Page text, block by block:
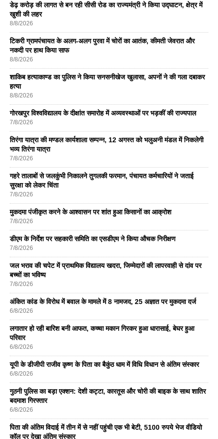
डेढ़ करोड़ की लागत से बन रही सीसी रोड का राज्यमंत्री ने किया उद्घाटन, क्षेत्र में
खुशी की लहर
8/8/2026
टिकरी ग्रामपंचायत के अलग-अलग पुरवा में चोरों का आतंक, कीमती जेवरात और
नकदी पर हाथ किया साफ
8/8/2026
शाकिब हत्याकाण्ड का पुलिस ने किया सनसनीखेज खुलासा, अपनों ने की गला दबाकर
हत्या
8/8/2026
गोरखपुर विश्वविद्यालय के दीक्षांत समारोह में अव्यवस्थाओं पर भड़कीं की राज्यपाल
7/8/2026
तिरंगा यात्रा की मण्डल कार्यशाला सम्पन्न, 12 अगस्त को भलुअनी मंडल में निकलेगी
भव्य तिरंगा यात्रा
7/8/2026
गहरे तालाबों से जलकुंभी निकालने तुगलकी फरमान, पंचायत कर्मचारियों ने जताई
सुरक्षा को लेकर चिंता
7/8/2026
मुकदमा पंजीकृत करने के आश्वासन पर शांत हुआ किसानों का आक्रोश
7/8/2026
डीएम के निर्देश पर सहकारी समिति का एसडीएम ने किया औचक निरीक्षण
7/8/2026
जल भराव की चपेट में प्राथमिक विद्यालय खदरा, जिम्मेदारों की लापरवाही से दांव पर
बच्चों का भविष्य
7/8/2026
अंकित कांड के विरोध में बवाल के मामले में 8 नामजद, 25 अज्ञात पर मुकदमा दर्ज
6/8/2026
लगातार हो रही बारिश बनी आफत, कच्चा मकान गिरकर हुआ धारासाई, बेघर हुआ
परिवार
6/8/2026
यूपी के डीजीपी राजीव कृष्ण के पिता का बैकुंठ धाम में विधि विधान से अंतिम संस्कार
6/8/2026
गुठनी पुलिस का बड़ा एक्शन: देशी कट्टा, कारतूस और चोरी की बाइक के साथ शातिर
बदमाश गिरफ्तार
6/8/2026
पिता की अंतिम विदाई में तीन में से नहीं पहुंची एक भी बेटी, 5100 रुपये भेज वीडियो
कॉल पर देखा अंतिम संस्कार